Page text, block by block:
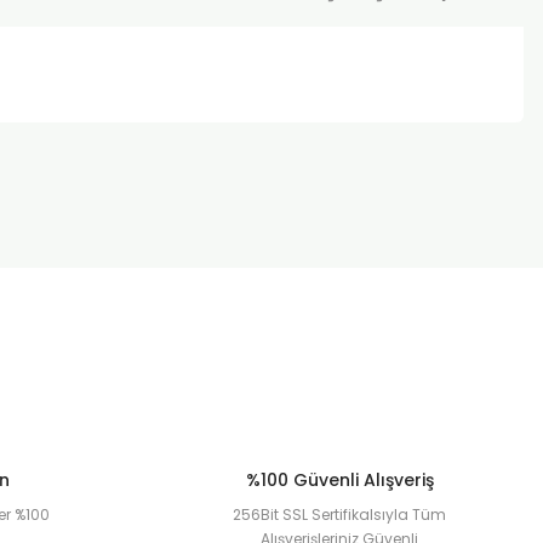
%100
%100 Güvenli Alışveriş
256Bit SSL Sertifikalsıyla Tüm
Alışverişleriniz Güvenli